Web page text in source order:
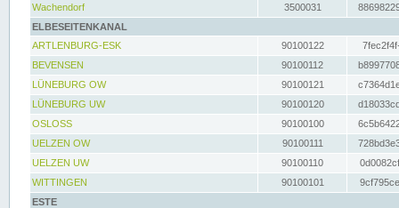
Wachendorf
3500031
ELBESEITENKANAL
ARTLENBURG-ESK
90100122
BEVENSEN
90100112
LÜNEBURG OW
90100121
LÜNEBURG UW
90100120
OSLOSS
90100100
UELZEN OW
90100111
UELZEN UW
90100110
WITTINGEN
90100101
ESTE